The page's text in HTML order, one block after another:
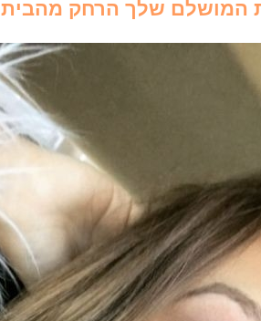
המושלם שלך הרחק מהבית